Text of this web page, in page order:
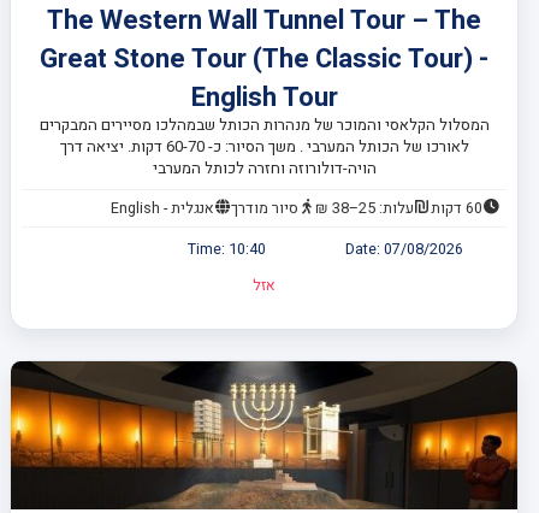
The Western Wall Tunnel Tour – The
Great Stone Tour (The Classic Tour) -
English Tour
המסלול הקלאסי והמוכר של מנהרות הכותל שבמהלכו מסיירים המבקרים
לאורכו של הכותל המערבי . משך הסיור: כ- 60-70 דקות. יציאה דרך
הויה-דולורוזה וחזרה לכותל המערבי
60 דקות עלות: 25–38 ₪ סיור מודרך
אנגלית - English
Date: 07/08/2026
Time: 10:40
אזל